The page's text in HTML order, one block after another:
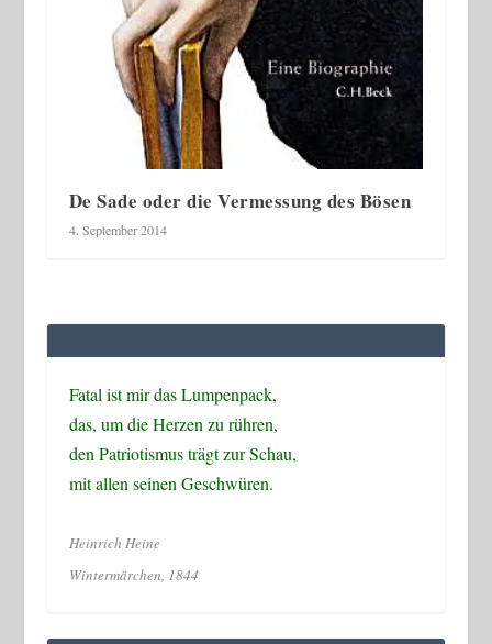
De Sade oder die Vermessung des Bösen
4. September 2014
Fatal ist mir das Lumpenpack,
das, um die Herzen zu rühren,
den Patriotismus trägt zur Schau,
mit allen seinen Geschwüren.
Heinrich Heine
Wintermärchen, 1844